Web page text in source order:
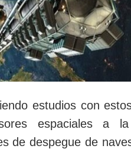
estudios con
espaciales a
de despegue de